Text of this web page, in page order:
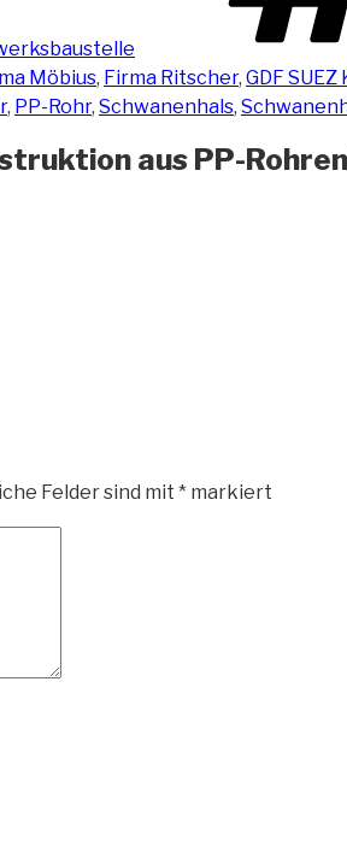
Möbius, Firma Ritscher, GDF
, PP-Rohr, Schwanenhals,
aus PP-
Felder sind mit * markiert